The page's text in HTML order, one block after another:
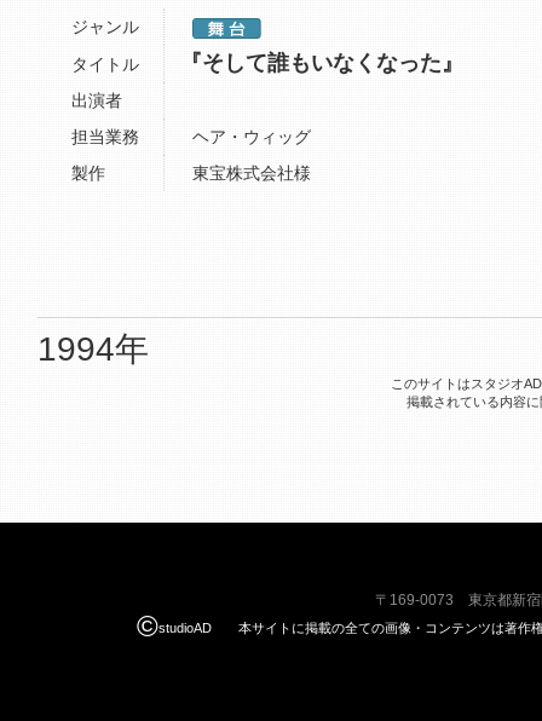
ジャンル
タイトル
『そして誰もいなくなった』
出演者
担当業務
ヘア・ウィッグ
製作
東宝株式会社様
1994年
このサイトはスタジオ
掲載されている内容
〒169-0073 東京都新宿
©studioAD 本サイトに掲載の全ての画像・コンテンツは著作権